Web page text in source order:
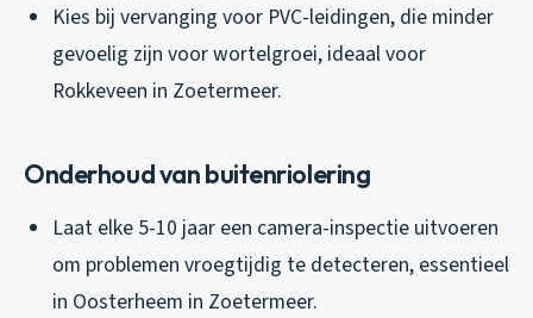
Kies bij vervanging voor PVC-leidingen, die minder
gevoelig zijn voor wortelgroei, ideaal voor
Rokkeveen in Zoetermeer.
Onderhoud van buitenriolering
Laat elke 5-10 jaar een camera-inspectie uitvoeren
om problemen vroegtijdig te detecteren, essentieel
in Oosterheem in Zoetermeer.